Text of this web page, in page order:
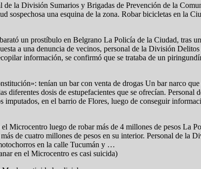
de la División Sumarios y Brigadas de Prevención de la
sospechosa una esquina de la zona. Robar bicicletas en la
un prostíbulo en Belgrano La Policía de la Ciudad, tras
a una denuncia de vecinos, personal de la División
información, se confirmó que se trataba de un
tenían un bar con venta de drogas Un bar narco
diferentes dosis de estupefacientes que se ofrecían.
imputados, en el barrio de Flores, luego de conseguir
Microcentro luego de robar más de 4 millones de pesos La
de cuatro millones de pesos en su interior. Personal de
en la calle Tucumán y …
en el Microcentro es casi suicida)